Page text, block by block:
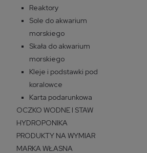
Reaktory
Sole do akwarium
morskiego
Skała do akwarium
morskiego
Kleje i podstawki pod
koralowce
Karta podarunkowa
OCZKO WODNE I STAW
HYDROPONIKA
PRODUKTY NA WYMIAR
MARKA WŁASNA